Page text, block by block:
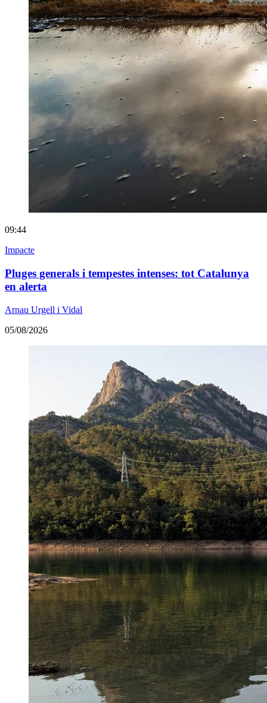
09:44
Impacte
Pluges generals i tempestes intenses: tot Catalunya
en alerta
Arnau Urgell i Vidal
05/08/2026